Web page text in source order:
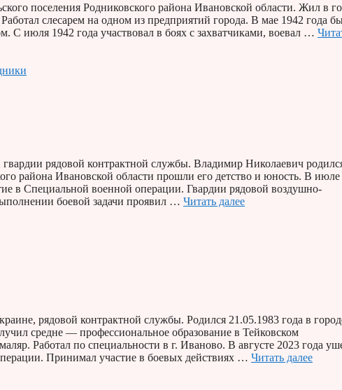
поселения Родниковского района Ивановской области. Жил в
слесарем на одном из предприятий города. В мае 1942 года
июля 1942 года участвовал в боях с захватчиками, воевал …
рядовой контрактной службы. Владимир Николаевич
района Ивановской области прошли его детство и юность. В июле
в Специальной военной операции. Гвардии рядовой воздушно-
боевой задачи проявил … Читать далее
рядовой контрактной службы. Родился 21.05.1983 года в
средне — профессиональное образование в Тейковском
Работал по специальности в г. Иваново. В августе 2023 года
Принимал участие в боевых действиях … Читать далее